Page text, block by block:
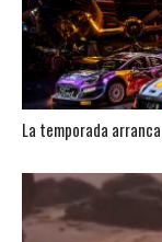
La temporada